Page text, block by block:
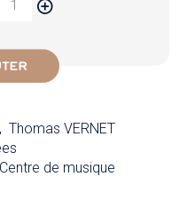
Thomas VERNET
de musique